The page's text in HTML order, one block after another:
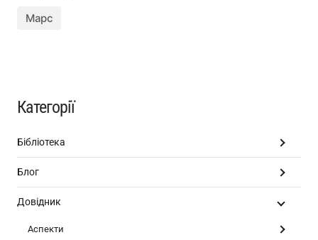
Марс
Категорії
Бібліотека
Блог
Довідник
Аспекти